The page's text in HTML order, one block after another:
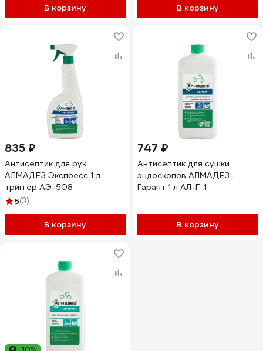
В корзину В корзину
835 ₽
Антисептик для рук
АЛМАДЕЗ Экспресс 1 л
триггер АЭ-508
5(3)
В корзину
747 ₽
Антисептик для сушки
эндоскопов АЛМАДЕЗ-
Гарант 1 л АЛ-Г-1
В корзину